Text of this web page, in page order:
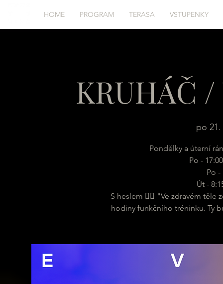
HOME PROGRAM TERASA VSTUPENKY
KRUHÁČ
po 21.
Pondělky a úterní
Po -
Po -
Út -
S heslem 🏋️‍♂️ "Ve zdravém těle